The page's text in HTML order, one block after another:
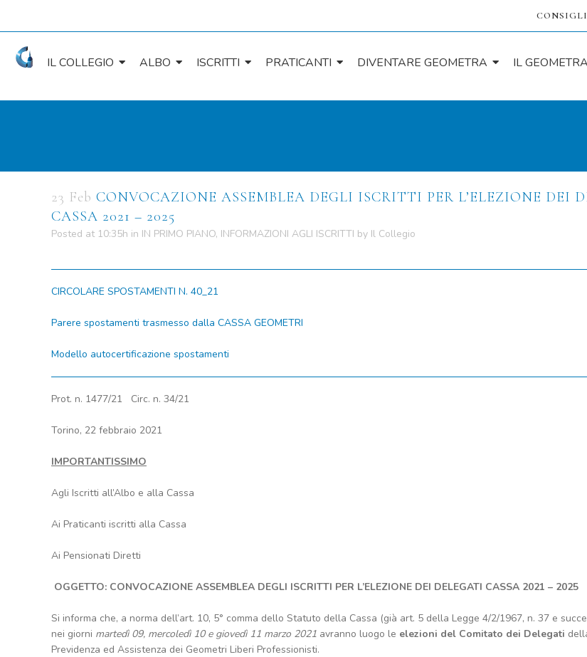
IL COLLEGIO ALBO ISCRITTI PRATICANTI DIVENTARE GEOMETRA IL GEOMETRA
23 Feb CONVOCAZIONE ASSEMBLEA DEGLI ISCRITTI PER L’ELEZIONE DEI
CASSA 2021 – 2025
Posted at 10:35h in IN PRIMO PIANO, INFORMAZIONI AGLI ISCRITTI by Il Collegio
CIRCOLARE SPOSTAMENTI N. 40_21
Parere spostamenti trasmesso dalla CASSA GEOMETRI
Modello autocertificazione spostamenti
Prot. n. 1477/21 Circ. n. 34/21
Torino, 22 febbraio 2021
IMPORTANTISSIMO
Agli Iscritti all’Albo e alla Cassa
Ai Praticanti iscritti alla Cassa
Ai Pensionati Diretti
OGGETTO: CONVOCAZIONE ASSEMBLEA DEGLI ISCRITTI PER L’ELEZIONE DEI DELEGATI CASSA 2021 – 2025
Si informa che, a norma dell’art. 10, 5° comma dello Statuto della Cassa (già art. 5 della Legge 4/2/1967, n. 37 e
nei giorni martedì 09, mercoledì 10 e giovedì 11 marzo 2021 avranno luogo le elezioni del Comitato dei Delegati
Previdenza ed Assistenza dei Geometri Liberi Professionisti.